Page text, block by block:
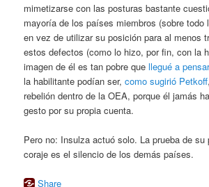
mimetizarse con las posturas bastante
mayoría de los países miembros (sobre todo
en vez de utilizar su posición para al menos
estos defectos (como lo hizo, por fin, con la
imagen de él es tan pobre quellegué a
la habilitante podían ser,como sugirió Petkoff
rebelión dentro de la OEA, porque él jamás
gesto por su propia cuenta.
Pero no: Insulza actuó solo. La prueba de su
coraje es el silencio de los demás países.
Share